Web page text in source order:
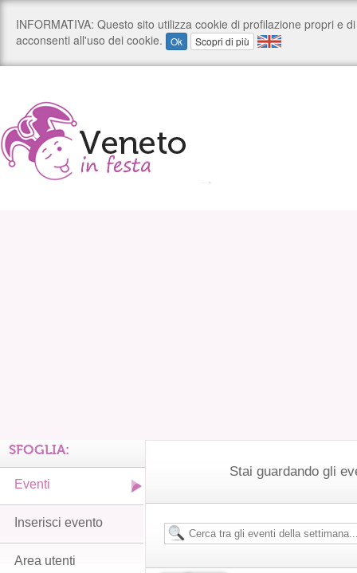
Stai guardando gli
SFOGLIA:
Eventi
Inserisci evento
Area utenti